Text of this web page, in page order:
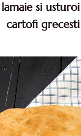
si
cartofi grecesti
cu lamaie